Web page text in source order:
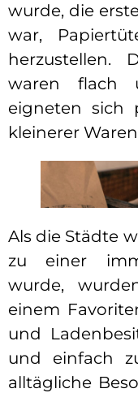
wurde, die
war,
herzustellen.
waren flach
eigneten sich
kleinerer
Als die Städte
zu einer
wurde,
einem
und
und einfach
alltägliche